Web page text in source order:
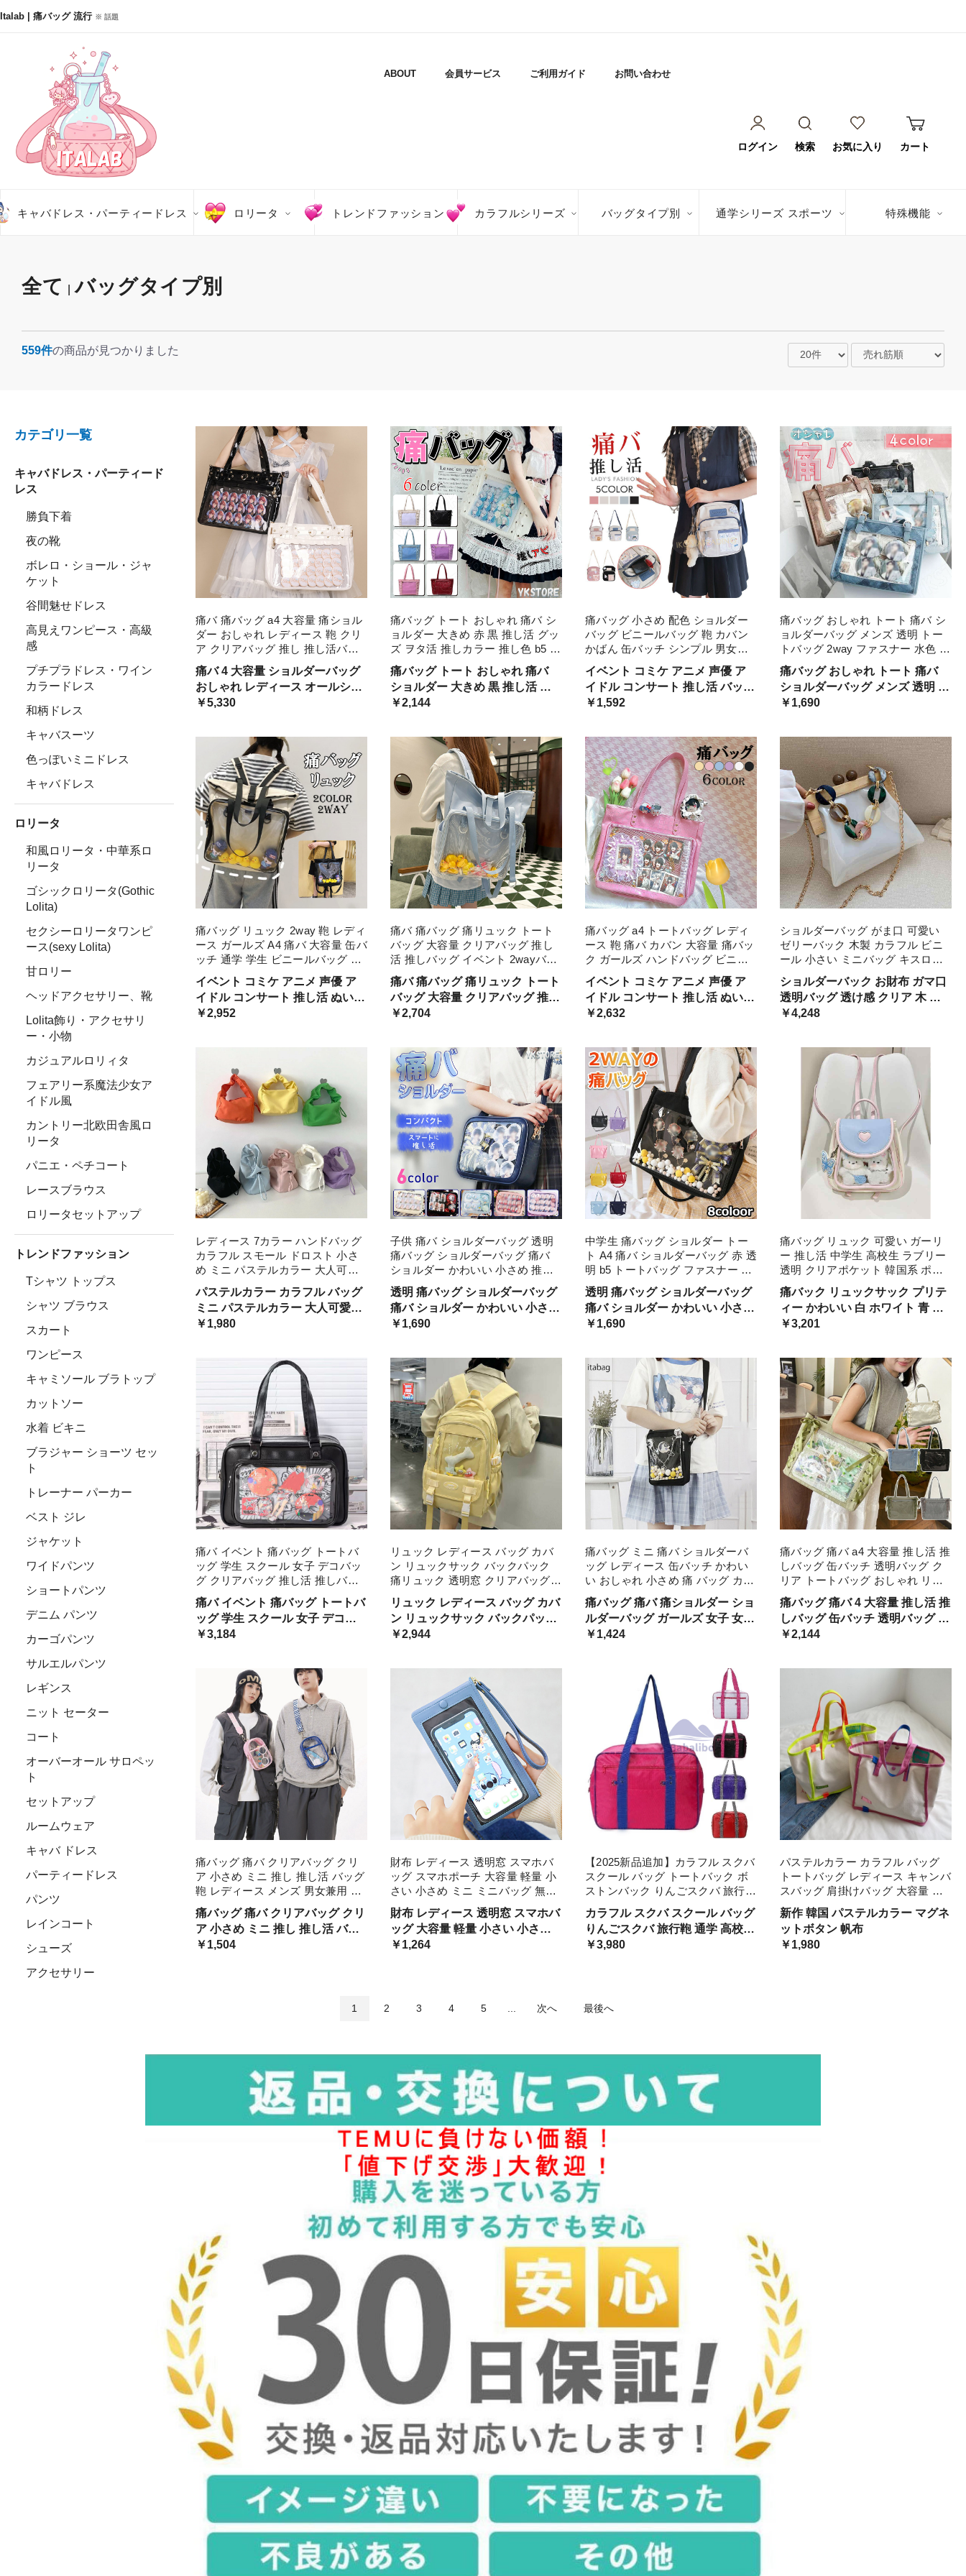
Italab | 痛バッグ 流行 ※ 話題
ABOUT 会員サービス ご利用ガイド お問い合わせ
ログイン 検索 お気に入り カート
キャバドレス・パーティードレス ロリータ トレンドファッション カラフルシリーズ バッグタイプ別 通学シリーズ スポーツ 特殊機能
全て バッグタイプ別
559件の商品が見つかりました
カテゴリ一覧
キャバドレス・パーティード
レス
勝負下着
夜の靴
ボレロ・ショール・ジャ
ケット
谷間魅せドレス
高見えワンピース・高級
感
プチプラドレス・ワイン
カラードレス
和柄ドレス
キャバスーツ
色っぽいミニドレス
キャバドレス
ロリータ
和風ロリータ・中華系ロ
リータ
ゴシックロリータ(Gothic
Lolita)
セクシーロリータワンピ
ース(sexy Lolita)
甘ロリー
ヘッドアクセサリー、靴
Lolita飾り・アクセサリ
ー・小物
カジュアルロリィタ
フェアリー系魔法少女ア
イドル風
カントリー北欧田舎風ロ
リータ
パニエ・ペチコート
レースブラウス
ロリータセットアップ
トレンドファッション
Tシャツ トップス
シャツ ブラウス
スカート
ワンピース
キャミソール ブラトップ
カットソー
水着 ビキニ
ブラジャー ショーツ セッ
ト
トレーナー パーカー
ベスト ジレ
ジャケット
ワイドパンツ
ショートパンツ
デニム パンツ
カーゴパンツ
サルエルパンツ
レギンス
ニット セーター
コート
オーバーオール サロペッ
ト
セットアップ
ルームウェア
キャバ ドレス
パーティードレス
パンツ
レインコート
シューズ
アクセサリー
痛バ 痛バッグ a4 大容量 痛ショル
ダー おしゃれ レディース 鞄 クリ
ア クリアバッグ 推し 推し活バッ
グ ビニールバッグ ヲタバ イベン
ト 推し活 ヲタ おたく オタクバッ
グ 透明バッグ オタク
痛バ 4 大容量 ショルダーバッグ
おしゃれ レディース オールシー
ズン 春 夏 秋 冬 コーデ 秋コーデ
ールズ 女子 通勤 通学 学生 大人
大きいサイズ
￥5,330
痛バッグ トート おしゃれ 痛バ シ
ョルダー 大きめ 赤 黒 推し活 グッ
ズ ヲタ活 推しカラー 推し色 b5 ク
リアバッグ 肩掛け レディース メ
ンズ 透明 ファスナー イエロー 大
き トートバッグ
痛バッグ トート おしゃれ 痛バ
ショルダー 大きめ 黒 推し活 グ
ッズ ヲタ活 推しカラー 推し色
いたばっく トートバッグ ファス
ナー イエロー 鞄 大容量
￥2,144
痛バッグ 小さめ 配色 ショルダー
バッグ ビニールバッグ 鞄 カバン
かばん 缶バッチ シンプル 男女兼
用 かわいい 推しバッグ クリアバ
ッグ 透明バッグ おしゃれ
イベント コミケ アニメ 声優 ア
イドル コンサート 推し活 バッグ
缶バッジ バッジ クリア 透明 デ
たばっぐ オタク活バッグ オタバ
￥1,592
痛バッグ おしゃれ トート 痛バ シ
ョルダーバッグ メンズ 透明 トー
トバッグ 2way ファスナー 水色 い
たばっく 痛バック 缶バッチ ぬい
ぐるみ 小さめ 安い オタ活 推し活
ヲタ活 推しカラー 推し色 クリア
バッグ 肩掛け レディース
痛バッグ おしゃれ トート 痛バ
ショルダーバッグ メンズ 透明 ト
ートバッグ ファスナー 大きめ 水
ぬいぐるみ 小さめ 安い オタ活
推し活 ヲタ活
￥1,690
痛バッグ リュック 2way 鞄 レディ
ース ガールズ A4 痛バ 大容量 缶バ
ッチ 通学 学生 ビニールバッグ ヲ
タバ クリアバッグ 見せバッグ オ
タクバッグ カジュアル 透明バッグ
イベント コミケ アニメ 声優 ア
イドル コンサート 推し活 ぬいぐ
るみ 透明 バッグ クリア 痛バッ
￥2,952
痛バ 痛バッグ 痛リュック トート
バッグ 大容量 クリアバッグ 推し
活 推しバッグ イベント 2wayバッ
グ 学生 女の子 男の子 かわいい
痛バ 痛バッグ 痛リュック トート
バッグ 大容量 クリアバッグ 推し
活 推しバッグ イベント
￥2,704
痛バッグ a4 トートバッグ レディ
ース 鞄 痛バ カバン 大容量 痛バッ
ク ガールズ ハンドバッグ ビニー
ルバッグ ヲタバ トート バッグ カ
バントート クリアバッグ かわいい
カジュアル 缶バッチ
イベント コミケ アニメ 声優 ア
イドル コンサート 推し活 ぬいぐ
るみ 透明 バッグ クリア 痛バッ
い 可愛 可愛い 缶バッジ 缶バッ
チ
￥2,632
ショルダーバッグ がま口 可愛い
ゼリーバック 木製 カラフル ビニ
ール 小さい ミニバッグ キスロッ
ク 韓国系 パーティー チェーン 斜
め掛け バック PVC 透明 釜口 お財
布風 レ クリアバッグ
ショルダーバック お財布 ガマ口
透明バッグ 透け感 クリア 木 ク
リスタル 石 アクセサリーバッグ
つ キャンディー カバン 撥水
￥4,248
レディース 7カラー ハンドバッグ
カラフル スモール ドロスト 小さ
め ミニ パステルカラー 大人可愛
い ママコーデ ママファッション
韓国 オルチャンファッション 人気
トレンド 新作 20代 30代 40代 バ
ッグ 鞄 かわいい きれいめ レトロ
パステルカラー カラフル バッグ
ミニ パステルカラー 大人可愛い
ファッション 韓国
￥1,980
子供 痛バ ショルダーバッグ 透明
痛バッグ ショルダーバッグ 痛バ
ショルダー かわいい 小さめ 推し
活 ヲタ活 推しカラー 推し色 肩掛
け レディース
透明 痛バッグ ショルダーバッグ
痛バ ショルダー かわいい 小さめ
推し活 ヲタ活 推しカラー 推し色
￥1,690
中学生 痛バッグ ショルダー トー
ト A4 痛バ ショルダーバッグ 赤 透
明 b5 トートバッグ ファスナー イ
エロー 大きめ パープル 水色 いた
ばっく 痛バック 缶バッチ ぬいぐ
るみ 小さめ 安い オタ活 推し活 ヲ
タ活 推しカラー 推し色 肩掛け レ
透明 痛バッグ ショルダーバッグ
痛バ ショルダー かわいい 小さめ
推し活 ヲタ活 推しカラー 推し色
￥1,690
痛バッグ リュック 可愛い ガーリ
ー 推し活 中学生 高校生 ラブリー
透明 クリアポケット 韓国系 ポッ
プ パステルカラー バックパック
個性的 キュート フレンチレトロ
学校 通学 スクー ニッチ
痛バック リュックサック プリテ
ィー かわいい 白 ホワイト 青 ブ
ルー かぶせ ハート 蝶々 バタフ
夏 プレゼント
￥3,201
痛バ イベント 痛バッグ トートバ
ッグ 学生 スクール 女子 デコバッ
グ クリアバッグ 推し活 推しバッ
グ 透明バッグ
痛バ イベント 痛バッグ トートバ
ッグ 学生 スクール 女子 デコバ
ッグ 透明バッグ クリアバッグ 推
￥3,184
リュック レディース バッグ カバ
ン リュックサック バックパック
痛リュック 透明窓 クリアバッグ
透明バッグ デコ デコバッグ おし
ゃれ シンプル かわいい 可愛い 大
容量 推し 推し活 オ 軽量
リュック レディース バッグ カバ
ン リュックサック バックパック
痛リュック 透明窓
￥2,944
痛バッグ ミニ 痛バ ショルダーバ
ッグ レディース 缶バッチ かわい
い おしゃれ 小さめ 痛 バッグ カバ
ン クリア クリアバッグ 推し 推し
活 推しバッグ 透明 オタクバッグ
ミニバッグ ガ オタク
痛バッグ 痛バ 痛ショルダー ショ
ルダーバッグ ガールズ 女子 女性
女の子 通学 通勤 お出かけ デー
透明カバン ビニールバッグ ビニ
￥1,424
痛バッグ 痛バ a4 大容量 推し活 推
しバッグ 缶バッチ 透明バッグ ク
リア トートバッグ おしゃれ リボ
ン クリアバッグ おたく オタク バ
ッグ オタク活 通学 通勤 推し 学生
痛バッグ 痛バ 4 大容量 推し活 推
しバッグ 缶バッチ 透明バッグ ク
リア トートバッグ おしゃれ
￥2,144
痛バッグ 痛バ クリアバッグ クリ
ア 小さめ ミニ 推し 推し活 バッグ
鞄 レディース メンズ 男女兼用 小
さい ミニバッグ 痛ショルダー ぬ
いぐるみ 缶バッチ 痛 バ ビニール
バッ オタク
痛バッグ 痛バ クリアバッグ クリ
ア 小さめ ミニ 推し 推し活 バッ
グ 鞄
￥1,504
財布 レディース 透明窓 スマホバ
ッグ スマホポーチ 大容量 軽量 小
さい 小さめ ミニ ミニバッグ 無地
シンプル お出かけ 日常 便利 おし
ゃれ カジュアル プレゼント ギフ
ト 誕 オールシーズン
財布 レディース 透明窓 スマホバ
ッグ 大容量 軽量 小さい 小さめ
ミニ ミニバッグ
￥1,264
【2025新品追加】カラフル スクバ
スクール バッグ トートバック ボ
ストンバック りんごスクバ 旅行鞄
通学 高校生 学校鞄 カバン 部活
赤 黒 ピンク 紫 スポーツバッ
グ
カラフル スクバ スクール バッグ
りんごスクバ 旅行鞄 通学 高校生
学校鞄 カバン
￥3,980
パステルカラー カラフル バッグ
トートバッグ レディース キャンバ
スバッグ 肩掛けバッグ 大容量 カ
ジュアル お出掛け おしゃれ 通学
無地 カラフル 大きいサイズ デイ
リー トレンドカラー 定番 可愛い
トートバッグ レディース
新作 韓国 パステルカラー マグネ
ットボタン 帆布
￥1,980
1 2 3 4 5 次へ 最後へ